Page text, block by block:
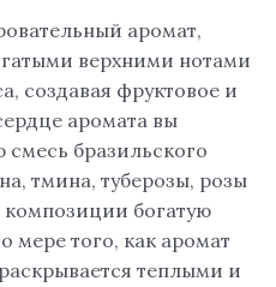
аромат,
верхними нотами
создавая фруктовое и
аромата вы
смесь бразильского
тмина, туберозы, розы
богатую
мере того, как аромат
теплыми и